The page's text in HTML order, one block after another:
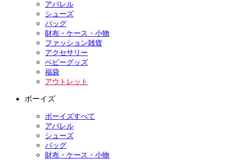
アパレル
シューズ
バッグ
財布・ケース・小物
ファッション雑貨
アクセサリー
ベビーグッズ
福袋
アウトレット
ボーイズ
ボーイズすべて
アパレル
シューズ
バッグ
財布・ケース・小物